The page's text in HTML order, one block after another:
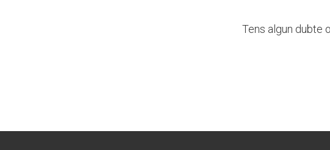
Tens algun dubte